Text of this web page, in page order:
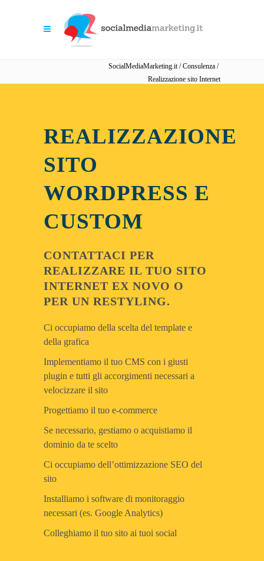
SocialMediaMarketing.it/Consulenza /
Realizzazione sito Internet
REALIZZAZIONE
SITO
WORDPRESS E
CUSTOM
CONTATTACI PER
REALIZZARE IL TUO SITO
INTERNET EX NOVO O
PER UN RESTYLING.
Ci occupiamo della scelta del template e
della grafica
Implementiamo il tuo CMS con i giusti
plugin e tutti gli accorgimenti necessari a
velocizzare il sito
Progettiamo il tuo e-commerce
Se necessario, gestiamo o acquistiamo il
dominio da te scelto
Ci occupiamo dell’ottimizzazione SEO del
sito
Installiamo i software di monitoraggio
necessari (es. Google Analytics)
Colleghiamo il tuo sito ai tuoi social